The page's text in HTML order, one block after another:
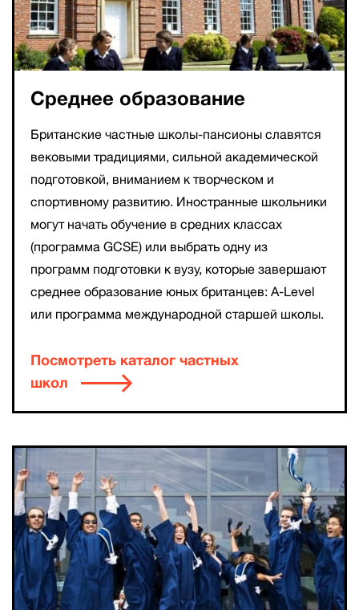
Среднее образование
Британские частные школы-пансионы славятся
вековыми традициями, сильной академической
подготовкой, вниманием к творческом и
спортивному развитию. Иностранные школьники
могут начать обучение в средних классах
(программа GCSE) или выбрать одну из
программ подготовки к вузу, которые завершают
среднее образование юных британцев: A-Level
или программа международной старшей школы.
Посмотреть каталог частных
школ